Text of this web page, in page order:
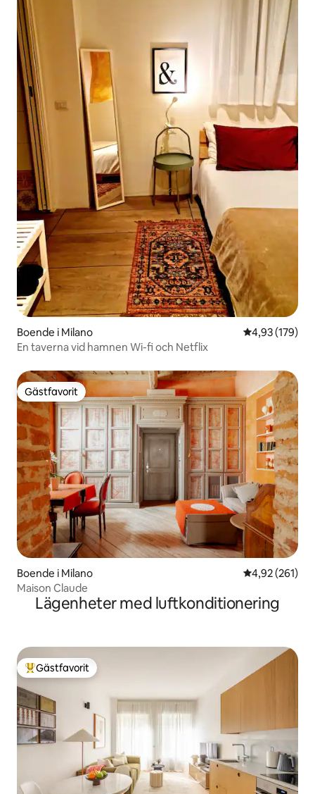
Boende i Milano 4,93 av 5 i
4,93 (179)
En taverna vid hamnen Wi-fi och Netflix
Gästfavorit
Gästfavorit
Boende i Milano 4,92 av 5 i
4,92 (261)
Maison Claude
Lägenheter med luftkonditionering
Populär gästfavorit
Gästfavorit